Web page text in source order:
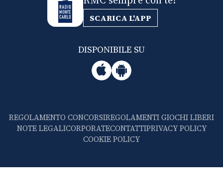
SCARICA L'APP
DISPONIBILE SU
REGOLAMENTO CONCORSIREGOLAMENTI GIOCHI LIBERI
NOTE LEGALICORPORATECONTATTIPRIVACY POLICY
COOKIE POLICY